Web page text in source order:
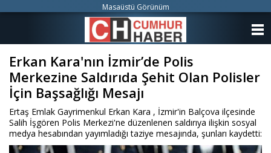
Erkan Kara'nın İzmir’de Polis
Merkezine Saldırıda Şehit Olan Polisler
İçin Başsağlığı Mesajı
Ertaş Emlak Gayrimenkul Erkan Kara , İzmir'in Balçova ilçesinde
Salih İşgören Polis Merkezi'ne düzenlenen saldırıya ilişkin sosyal
medya hesabından yayımladığı taziye mesajında, şunları kaydetti:
Masaüstü Görünüm
KATEGORİLER
ANKETLER
FOTO GALERİ